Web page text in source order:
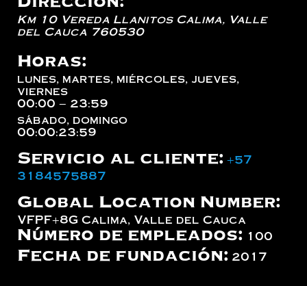
Km 10 Vereda Llanitos Calima, Valle
del Cauca 760530
Horas:
lunes, martes, miércoles, jueves,
viernes
00:00 – 23:59
sábado, domingo
00:00:23:59
Servicio al cliente: +57
3184575887
Global Location Number:
VFPF+8G Calima, Valle del Cauca
Número de empleados: 100
Fecha de fundación: 2017